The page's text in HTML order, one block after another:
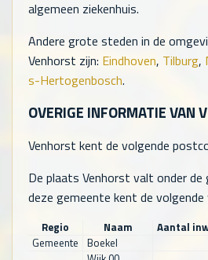
algemeen ziekenhuis.
Andere grote steden in de
Venhorst zijn: Eindhoven, Tilburg,
s-Hertogenbosch.
OVERIGE INFORMATIE VAN
Venhorst kent de volgende
De plaats Venhorst valt onder de
deze gemeente kent de volgende
Regio Naam Aantal
Gemeente Boekel